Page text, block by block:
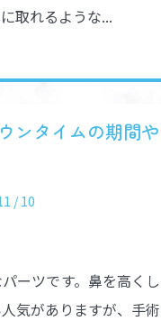
取れるような...
ンタイムの期間や
/ 10
ーツです。鼻を高くし
気がありますが、手術